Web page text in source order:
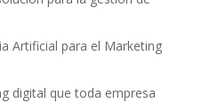
Artificial para el Marketing
digital que toda empresa